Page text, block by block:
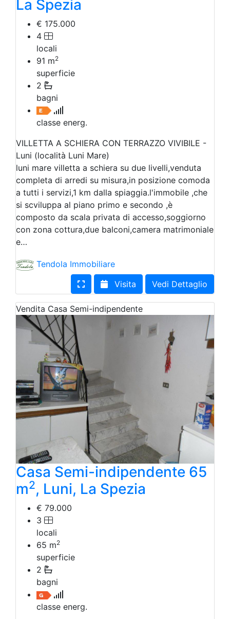
La Spezia
€ 175.000
4
locali
91 m2
superficie
2
bagni
classe energ.
VILLETTA A SCHIERA CON TERRAZZO VIVIBILE -
Luni (località Luni Mare)
luni mare villetta a schiera su due livelli,venduta
completa di arredi su misura,in posizione comoda
a tutti i servizi,1 km dalla spiaggia.l'immobile ,che
si scviluppa al piano primo e secondo ,è
composto da scala privata di accesso,soggiorno
con zona cottura,due balconi,camera matrimoniale
e…
Tendola Immobiliare
Visita
Vedi Dettaglio
Vendita Casa Semi-indipendente
Casa Semi-indipendente 65
m2, Luni, La Spezia
€ 79.000
3
locali
65 m2
superficie
2
bagni
classe energ.